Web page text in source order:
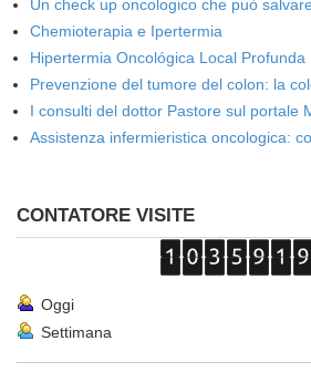
Un check up oncologico che può
Chemioterapia e Ipertermia
Hipertermia Oncológica Local Profunda
Prevenzione del tumore del colon: la
I consulti del dottor Pastore sul portale
Assistenza infermieristica oncologica:
CONTATORE VISITE
Oggi
Settimana